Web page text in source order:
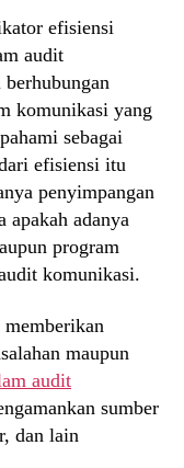
efisiensi
audit
komunikasi yang
sebagai
efisiensi itu
penyimpangan
apakah adanya
program
komunikasi.
maupun
audit
sumber
dan lain